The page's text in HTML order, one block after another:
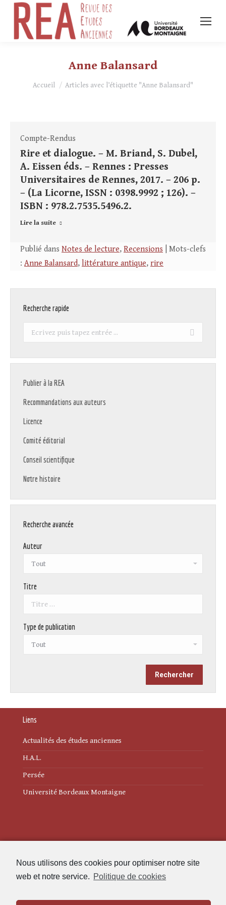
Nous utilisons des cookies pour optimiser notre site
web et notre service. Politique de cookies
Anne Balansard
Vous êtes ici :
Accueil Articles avec l’étiquette "Anne Balansard"
Compte-Rendus
Rire et dialogue. – M. Briand, S. Dubel,
A. Eissen éds. – Rennes : Presses
Universitaires de Rennes, 2017. – 206 p.
– (La Licorne, ISSN : 0398.9992 ; 126). –
ISBN : 978.2.7535.5496.2.
Lire la suite
Publié dans Notes de lecture, Recensions | Mots-clefs
: Anne Balansard, littérature antique, rire
Recherche rapide
Recherche
Publier à la REA
Recommandations aux auteurs
Licence
Comité éditorial
Conseil scientifique
Notre histoire
Recherche avancée
Auteur
Titre
Type de publication
Liens
Actualités des études anciennes
H.A.L.
Persée
Université Bordeaux Montaigne
Politique de cookies (UE)